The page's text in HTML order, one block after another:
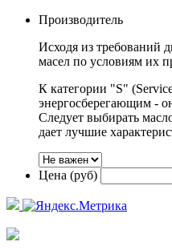
Производитель
Исходя из требований
масел по условиям их
К категории "S"
энергосберегающим -
Следует выбирать
дает лучшие
Цена (руб)